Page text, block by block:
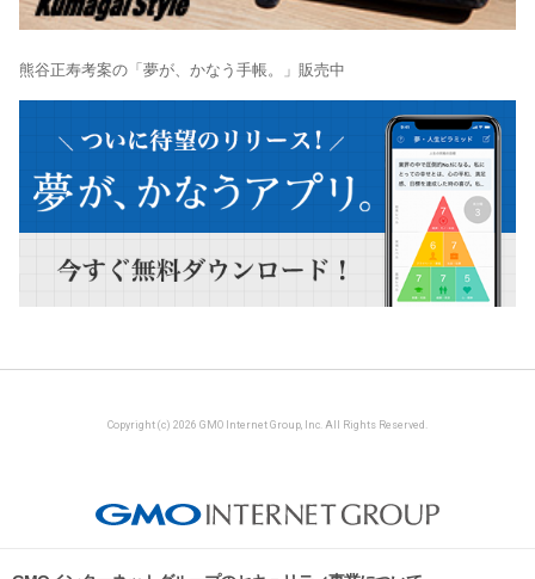
熊谷正寿考案の「夢が、かなう手帳。」販売中
Copyright (c) 2026 GMO Internet Group, Inc. All Rights Reserved.